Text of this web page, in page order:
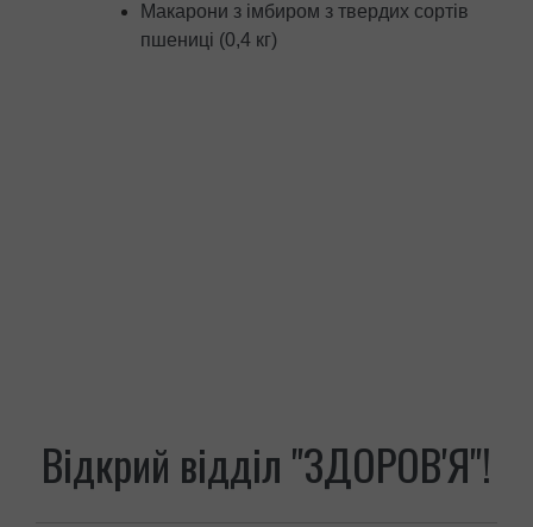
Макарони з імбиром з твердих сортів
пшениці (0,4 кг)
Відкрий відділ "ЗДОРОВ'Я"!